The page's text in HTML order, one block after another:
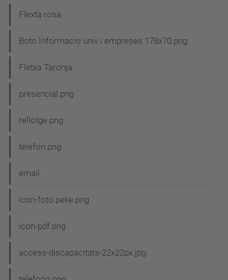
Flexta rosa
Boto Informacio univ i empreses 178x70.png
Fletxa Taronja
presencial.png
rellotge.png
telefon.png
email
icon-foto peke.png
icon-pdf.png
access-discapacitats-22x22px.jpg